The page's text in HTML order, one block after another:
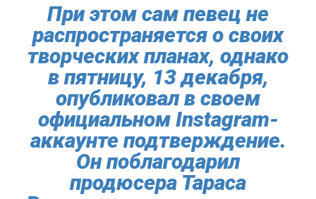
При этом сам певец не
распространяется о своих
творческих планах, однако
в пятницу, 13 декабря,
опубликовал в своем
официальном Instagram-
аккаунте подтверждение.
Он поблагодарил
продюсера Тараса